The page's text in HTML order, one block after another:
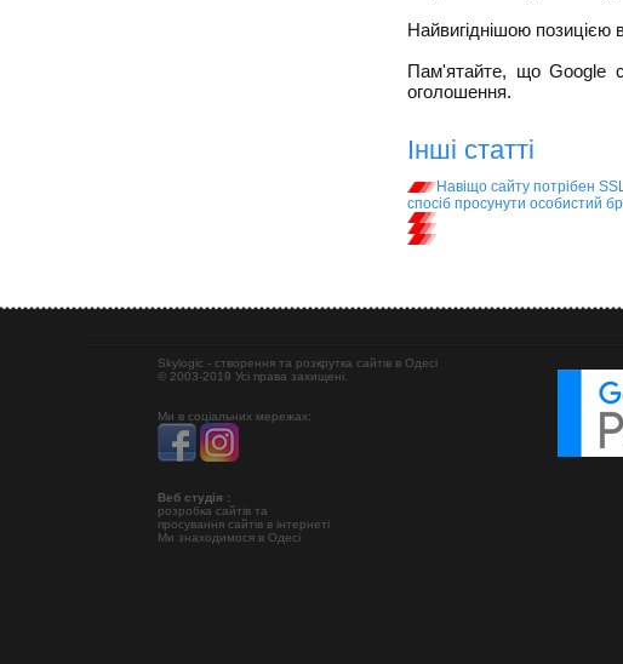
Найвигіднішою позицією
Пам'ятайте, що Google
оголошення.
Інші статті
Навіщо сайту потрібен
спосіб просунути особистий
Skylogic - створення та розкрутка сайтів в Одесі
© 2003-2019 Усі права захищені.
Ми в соціальних мережах:
Веб студія :
розробка сайтів та
просування сайтів в інтернеті
Ми знаходимося в Одесі